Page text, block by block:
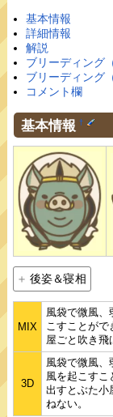
基本情報
詳細情報
解説
ブリーディング
ブリーディング
コメント欄
基本情報 †
後姿＆寝相
MIX
風袋で微風、
こすことが
屋ごと吹き飛
3D
風袋で微風、
風を起こすこ
出すとぶた小
ねない。